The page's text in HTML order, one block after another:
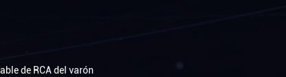
de RCA del varón